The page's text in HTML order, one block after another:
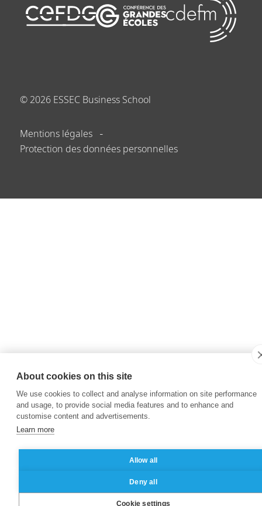
© 2026 ESSEC Business School
Mentions légales
Protection des données personnelles
About cookies on this site
We use cookies to collect and analyse information on site performance
and usage, to provide social media features and to enhance and
customise content and advertisements.
Learn more
Allow all
Deny all
Cookie settings